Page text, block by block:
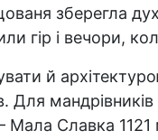
зберегла
гір і вечори,
й
Для
Славка 1121